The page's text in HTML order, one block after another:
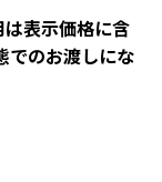
表示価格に含
でのお渡しにな